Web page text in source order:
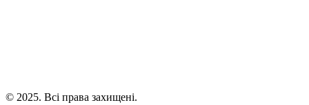
© 2025. Всі права захищені.